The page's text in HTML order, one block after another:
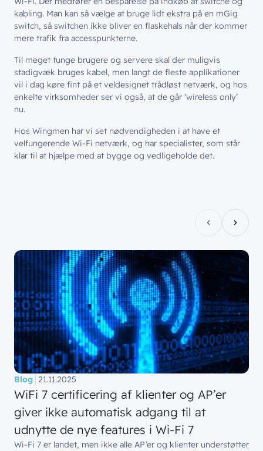
kabling. Man kan så vælge at bruge lidt ekstra på en mGig
switch, så switchen ikke bliver en flaskehals når der kommer
mere trafik fra accesspunkterne.
Til meget tunge brugere og servere skal der muligvis
stadigvæk bruges kabel, men langt de fleste applikationer
vil i dag køre fint på et veldesignet trådløst netværk, og hos
enkelte virksomheder ser vi også, at de går ‘wireless only’
nu.
Hos Wingmen har vi set nødvendigheden i at have et
velfungerende Wi-Fi netværk, og har specialister, som står
klar til at hjælpe med at bygge og vedligeholde det.
Blog 21.11.2025
WiFi 7 certificering af klienter og AP’er
giver ikke automatisk adgang til at
udnytte de nye features i Wi-Fi 7
Wi-Fi 7 er landet, men ikke alle AP’er og klienter understøtter